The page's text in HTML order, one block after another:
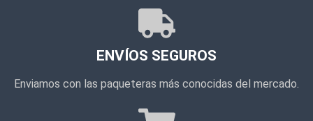
ENVÍOS SEGUROS
Enviamos con las paqueteras más conocidas del mercado.